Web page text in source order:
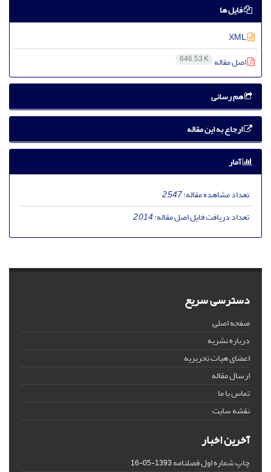
فایل ها
اصل مقاله 646.53 K
هم رسانی
ارجاع به این مقاله
آمار
تعداد مشاهده مقاله:2,547
تعداد دریافت فایل اصل مقاله:2,014
دسترسی سریع
صفحه اصلی
درباره نشریه
اعضای هیات تحریریه
ارسال مقاله
تماس با ما
نقشه سایت
آخرین اخبار
چاپ شماره اول فصلنامه1393-05-16